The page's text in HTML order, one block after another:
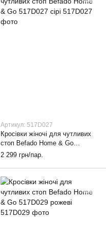
Артикул: 517D027
Кросівки жіночі для чутливих
стоп Befado Home & Go
517D027 сірі, 36
2 299 грн/пар.